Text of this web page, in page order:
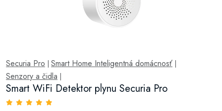
Securia Pro Smart Home Inteligentná domácnosť
Senzory a čidla
Smart WiFi Detektor plynu Securia Pro